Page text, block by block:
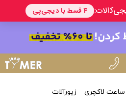
ساعت لاکچری زیورآلات